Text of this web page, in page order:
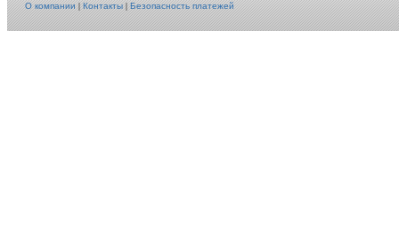
О компании|Контакты|Безопасность платежей